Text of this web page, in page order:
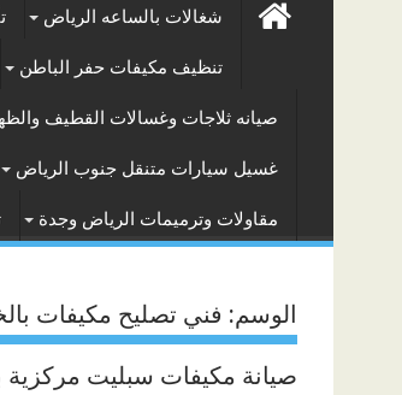
شغالات بالساعه الرياض
تنظيف مكيفات حفر الباطن
صيانه ثلاجات وغسالات القطيف
غسيل سيارات متنقل جنوب الرياض
مقاولات وترميمات الرياض وجدة
الوسم: فني تصليح مكيفات
صيانة مكيفات سبليت مركزية بالخبر